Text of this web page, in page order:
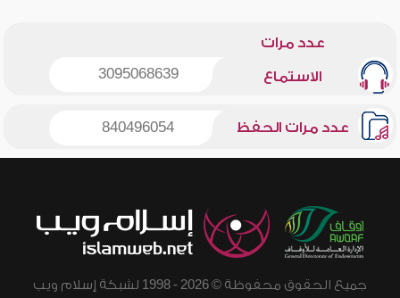
عدد مرات
الاستماع 3095068639
عدد مرات الحفظ 840496054
جميع الحقوق محفوظة © 2026 - 1998 لشبكة إسلام ويب